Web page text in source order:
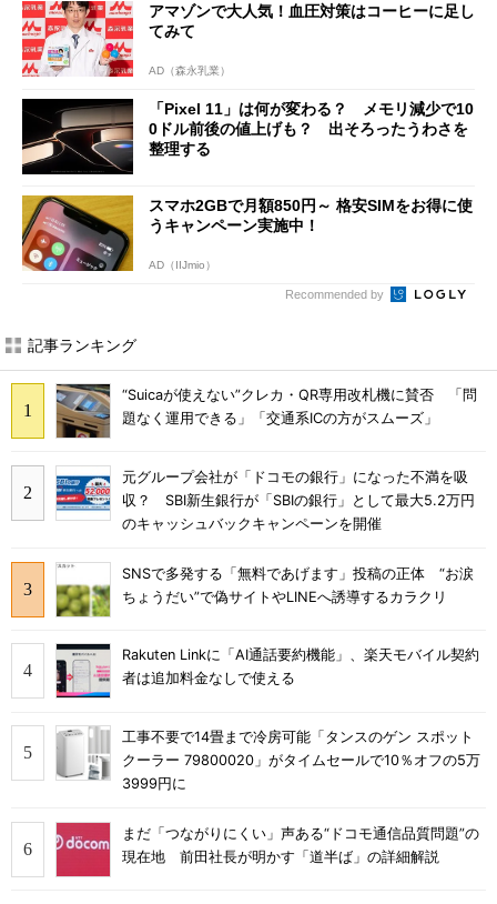
アマゾンで大人気！血圧対策はコーヒーに足し
てみて
AD（森永乳業）
「Pixel 11」は何が変わる？ メモリ減少で10
0ドル前後の値上げも？ 出そろったうわさを
整理する
スマホ2GBで月額850円～ 格安SIMをお得に使
うキャンペーン実施中！
AD（IIJmio）
Recommended by
記事ランキング
“Suicaが使えない”クレカ・QR専用改札機に賛否 「問
題なく運用できる」「交通系ICの方がスムーズ」
元グループ会社が「ドコモの銀行」になった不満を吸
収？ SBI新生銀行が「SBIの銀行」として最大5.2万円
のキャッシュバックキャンペーンを開催
SNSで多発する「無料であげます」投稿の正体 “お涙
ちょうだい”で偽サイトやLINEへ誘導するカラクリ
Rakuten Linkに「AI通話要約機能」、楽天モバイル契約
者は追加料金なしで使える
工事不要で14畳まで冷房可能「タンスのゲン スポット
クーラー 79800020」がタイムセールで10％オフの5万
3999円に
まだ「つながりにくい」声ある“ドコモ通信品質問題”の
現在地 前田社長が明かす「道半ば」の詳細解説